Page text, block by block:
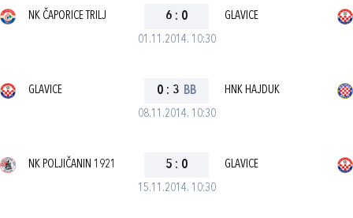
01.11.2014. 10:30
NK ČAPORICE TRILJ 6 : 0 GLAVICE
08.11.2014. 10:30
GLAVICE 0 : 3 BB HNK HAJDUK
15.11.2014. 10:30
NK POLJIČANIN 1921 5 : 0 GLAVICE